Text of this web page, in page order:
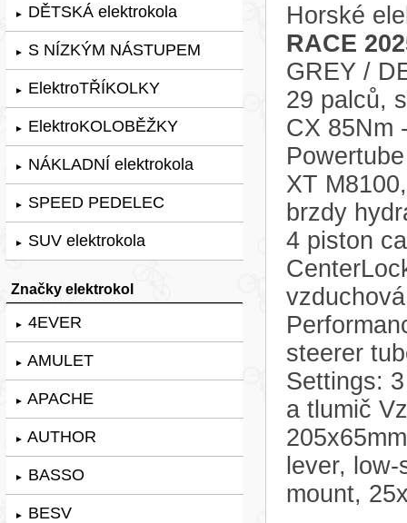
► DĚTSKÁ elektrokola
► S NÍZKÝM NÁSTUPEM
► ElektroTŘÍKOLKY
► ElektroKOLOBĚŽKY
► NÁKLADNÍ elektrokola
► SPEED PEDELEC
► SUV elektrokola
Značky elektrokol
► 4EVER
► AMULET
► APACHE
► AUTHOR
► BASSO
► BESV
Horské
RACE
GREY /
29 palců,
CX 85Nm
XT
brzdy
4 piston
steerer
Settings:
a tlumič
lever,
mount,